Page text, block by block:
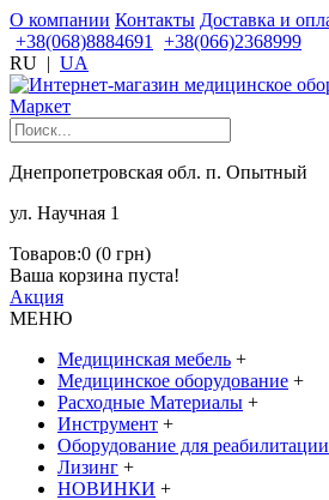
О компании Контакты Доставка и
+38(068)8884691
+38(066)2368999
RU | UA
Днепропетровская обл. п. Опытный
ул. Научная 1
Товаров:0 (0 грн)
Ваша корзина пуста!
Акция
МЕНЮ
Медицинская мебель +
Медицинское оборудование +
Расходные Материалы +
Инструмент +
Оборудование для реабилитации
Лизинг +
НОВИНКИ +